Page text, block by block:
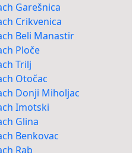
Garešnica
Crikvenica
Beli Manastir
Ploče
Trilj
Otočac
Donji Miholjac
Imotski
Glina
Benkovac
Rab